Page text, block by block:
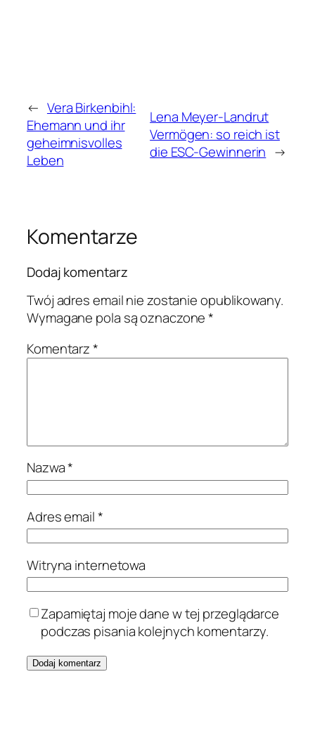
← Vera Birkenbihl:
Ehemann und ihr
geheimnisvolles
Leben
Lena Meyer-Landrut
Vermögen: so reich ist
die ESC-Gewinnerin →
Komentarze
Dodaj komentarz
Twój adres email nie zostanie opublikowany.
Wymagane pola są oznaczone*
Komentarz*
Nazwa*
Adres email*
Witryna internetowa
Zapamiętaj moje dane w tej przeglądarce
podczas pisania kolejnych komentarzy.